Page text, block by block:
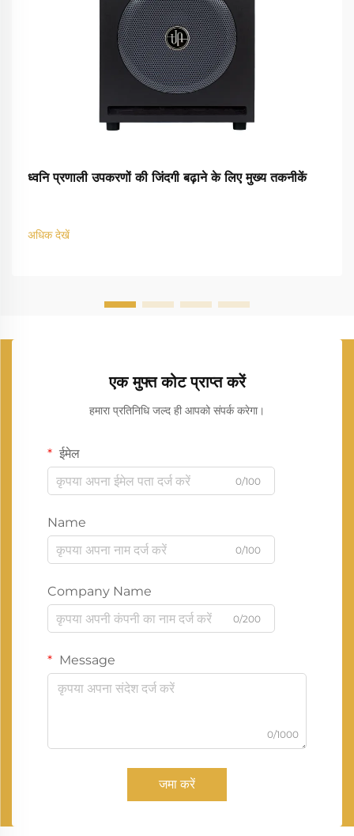
ध्वनि प्रणाली उपकरणों की जिंदगी बढ़ाने के लिए मुख्य तकनीकें
अधिक देखें
एक मुफ्त कोट प्राप्त करें
हमारा प्रतिनिधि जल्द ही आपको संपर्क करेगा।
ईमेल
0/100
Name
0/100
Company Name
0/200
Message
0/1000
जमा करें